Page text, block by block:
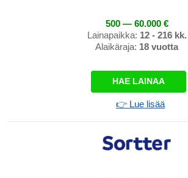
500 — 60.000 €
Lainapaikka: 12 - 216 kk.
Alaikäraja: 18 vuotta
HAE LAINAA
👉 Lue lisää